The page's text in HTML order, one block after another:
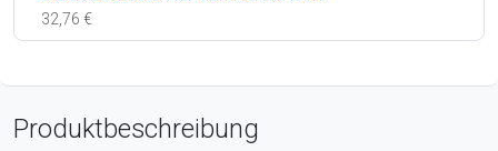
32,76 €
Produktbeschreibung